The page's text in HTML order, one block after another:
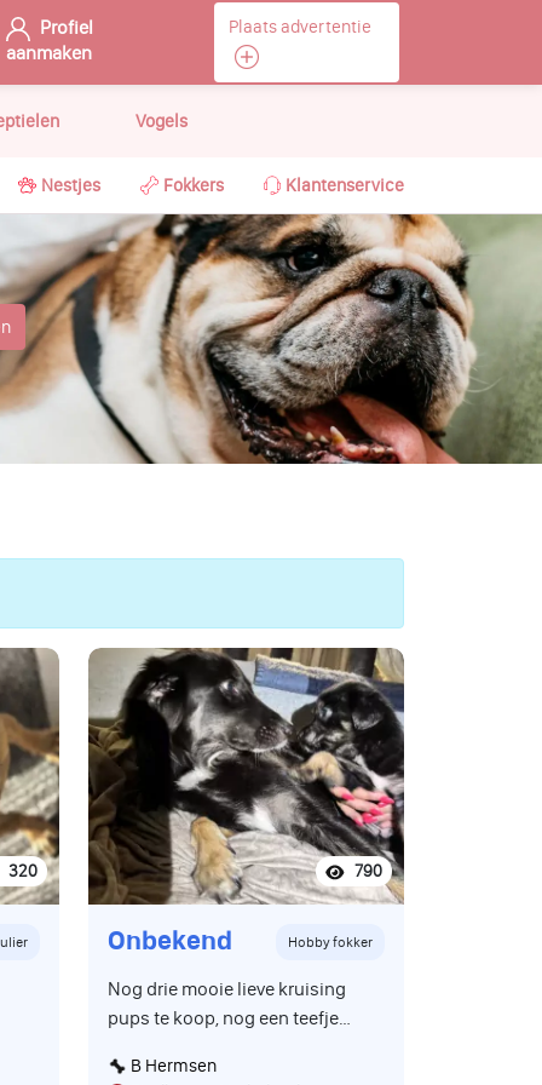
Profiel
aanmaken
Plaats advertentie
Vogels
Nestjes Fokkers Klantenservice
320 790
Onbekend Hobby fokker
Nog drie mooie lieve kruising
pups te koop, nog een teefje
de twee donkere zijn reutjes,
B Hermsen